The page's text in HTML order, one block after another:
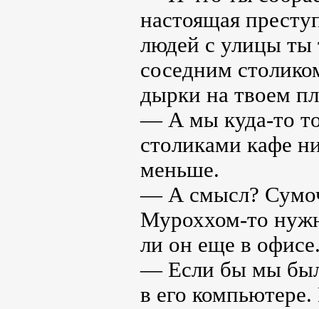
настоящая
людей с улицы ты
соседним
дырки на твоем
— А мы куда-то
столиками кафе
меньше.
— А смысл?
Муроххом-то
ли он еще в
— Если бы мы
в его